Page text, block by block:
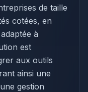
de taille
cotées, en
à
est
aux outils
ainsi une
gestion